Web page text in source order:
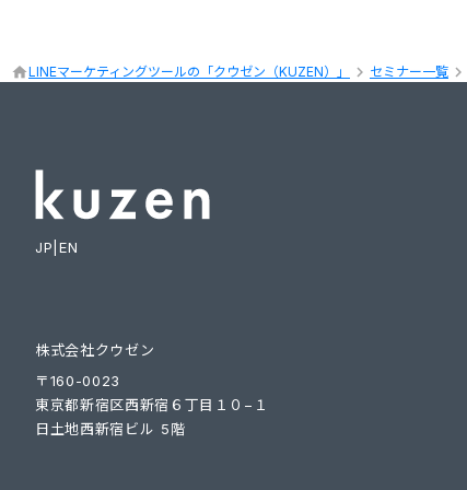
homeLINEマーケティングツールの「クウゼン（KUZEN）」 keyboard_arrow_right セミナー一覧 keyboard_arrow_right
JP EN
株式会社クウゼン
〒160-0023
東京都新宿区西新宿６丁目１０−１
日土地西新宿ビル 5階